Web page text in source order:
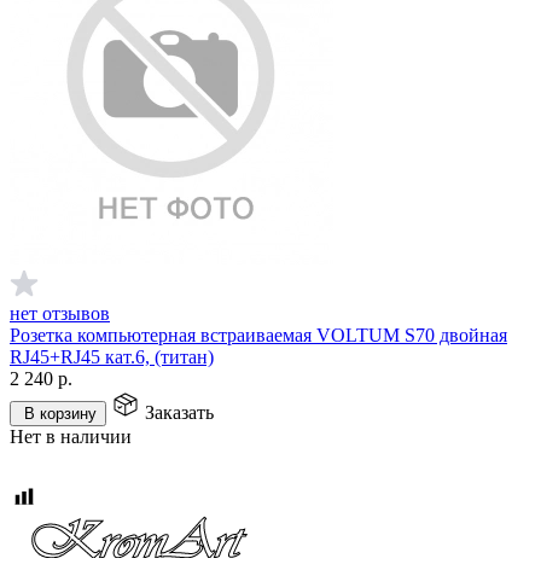
нет отзывов
Розетка компьютерная встраиваемая VOLTUM S70 двойная
RJ45+RJ45 кат.6, (титан)
2 240 р.
В корзину
Заказать
Нет в наличии